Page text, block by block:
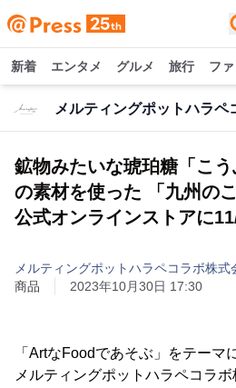
新着 エンタメ グルメ 旅行 フ
鉱物みたいな琥珀糖「こ
の素材を使った 「九州の
公式オンラインストアに
メルティングポットハラペコラボ株式
商品
2023年10月30日 17:30
「ArtなFoodであそぶ」をテーマ
メルティングポットハラペコラ